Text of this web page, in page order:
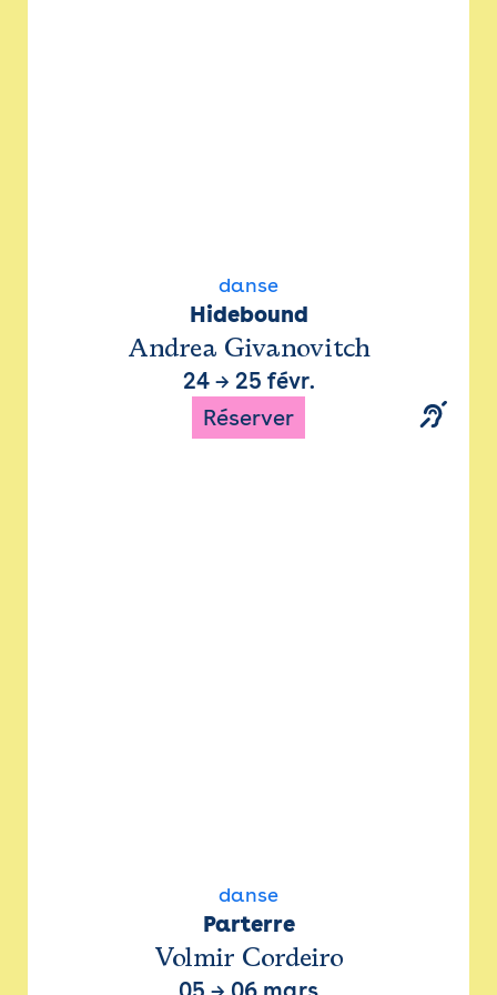
danse
Hidebound
Andrea Givanovitch
24→ 25 févr.
Réserver
danse
Parterre
Volmir Cordeiro